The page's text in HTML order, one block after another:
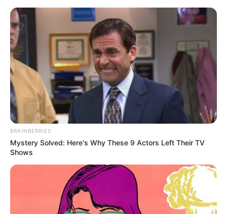
Η Εξέγερση των Φωτεινών
Όντων Κατά Ερπετοειδών
Βρισκόμαστε Στην
οικονομική άβυσσο;
Ανοιχτή επιστολή προς τον
Πρόεδρο της Τουρκικής
Δημοκρατίας Ρ. Τ. Ερντογάν
ΑΠΟ ΣΗΜΕΡΑ ΤΙΠΟΤΑ ΔΕΝ
ΕΙΝΑΙ ΙΔΙΟ. ΕΝΕΡΓΟΠΟΙΗΣΗ
Η...
BRAINBERRIES
Mystery Solved: Here's Why These 9 Actors Left Their TV
Shows